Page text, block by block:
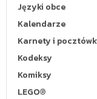
Języki obce
Kalendarze
Karnety i
Kodeksy
Komiksy
LEGO®